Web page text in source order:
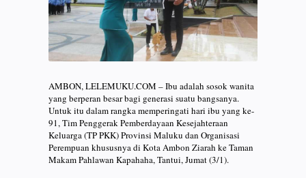
AMBON, LELEMUKU.COM – Ibu adalah sosok wanita
yang berperan besar bagi generasi suatu bangsanya.
Untuk itu dalam rangka memperingati hari ibu yang ke-
91, Tim Penggerak Pemberdayaan Kesejahteraan
Keluarga (TP PKK) Provinsi Maluku dan Organisasi
Perempuan khususnya di Kota Ambon Ziarah ke Taman
Makam Pahlawan Kapahaha, Tantui, Jumat (3/1).